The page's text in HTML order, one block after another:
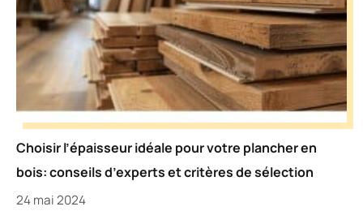
Choisir l’épaisseur idéale pour votre plancher en
bois: conseils d’experts et critères de sélection
24 mai 2024